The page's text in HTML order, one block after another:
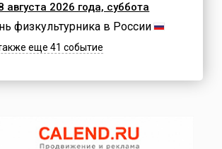
августа 2026 года, суббота
физкультурника в России
также еще 41 событие